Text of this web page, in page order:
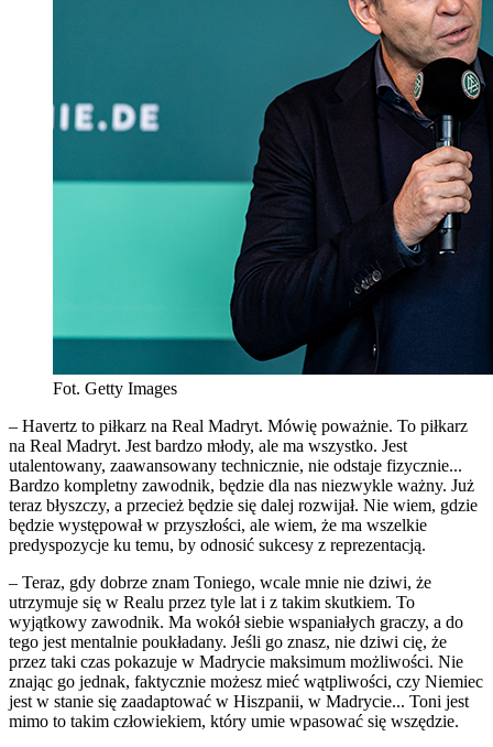
Fot. Getty Images
– Havertz to piłkarz na Real Madryt. Mówię poważnie. To piłkarz
na Real Madryt. Jest bardzo młody, ale ma wszystko. Jest
utalentowany, zaawansowany technicznie, nie odstaje fizycznie...
Bardzo kompletny zawodnik, będzie dla nas niezwykle ważny. Już
teraz błyszczy, a przecież będzie się dalej rozwijał. Nie wiem, gdzie
będzie występował w przyszłości, ale wiem, że ma wszelkie
predyspozycje ku temu, by odnosić sukcesy z reprezentacją.
– Teraz, gdy dobrze znam Toniego, wcale mnie nie dziwi, że
utrzymuje się w Realu przez tyle lat i z takim skutkiem. To
wyjątkowy zawodnik. Ma wokół siebie wspaniałych graczy, a do
tego jest mentalnie poukładany. Jeśli go znasz, nie dziwi cię, że
przez taki czas pokazuje w Madrycie maksimum możliwości. Nie
znając go jednak, faktycznie możesz mieć wątpliwości, czy Niemiec
jest w stanie się zaadaptować w Hiszpanii, w Madrycie... Toni jest
mimo to takim człowiekiem, który umie wpasować się wszędzie.